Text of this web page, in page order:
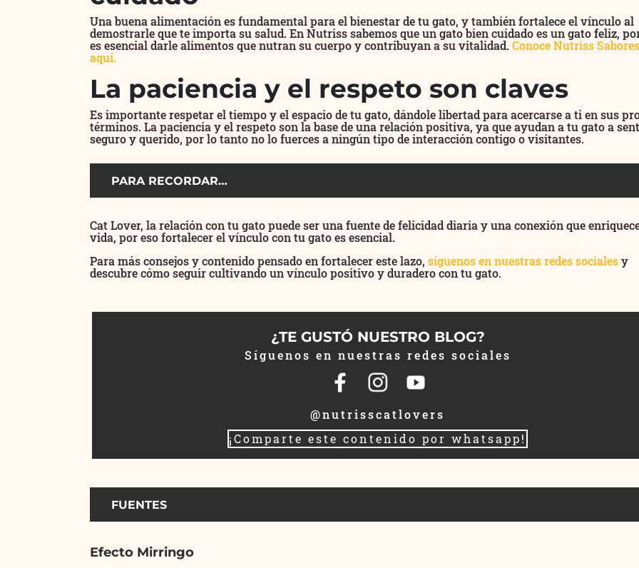
Una buena alimentación es fundamental para el bienestar de tu gato, y también fortalece el vínculo al
demostrarle que te importa su salud. En Nutriss sabemos que un gato bien cuidado es un gato feliz,
es esencial darle alimentos que nutran su cuerpo y contribuyan a su vitalidad. Conoce Nutriss Sabores
aquí.
La paciencia y el respeto son claves
Es importante respetar el tiempo y el espacio de tu gato, dándole libertad para acercarse a ti en sus
términos. La paciencia y el respeto son la base de una relación positiva, ya que ayudan a tu gato a
seguro y querido, por lo tanto no lo fuerces a ningún tipo de interacción contigo o visitantes.
PARA RECORDAR…
Cat Lover, la relación con tu gato puede ser una fuente de felicidad diaria y una conexión que
vida, por eso fortalecer el vínculo con tu gato es esencial.
Para más consejos y contenido pensado en fortalecer este lazo, síguenos en nuestras redes socialesy
descubre cómo seguir cultivando un vínculo positivo y duradero con tu gato.
¿TE GUSTÓ NUESTRO BLOG?
Síguenos en nuestras redes sociales
@nutrisscatlovers
¡Comparte este contenido por whatsapp!
FUENTES
Efecto Mirringo